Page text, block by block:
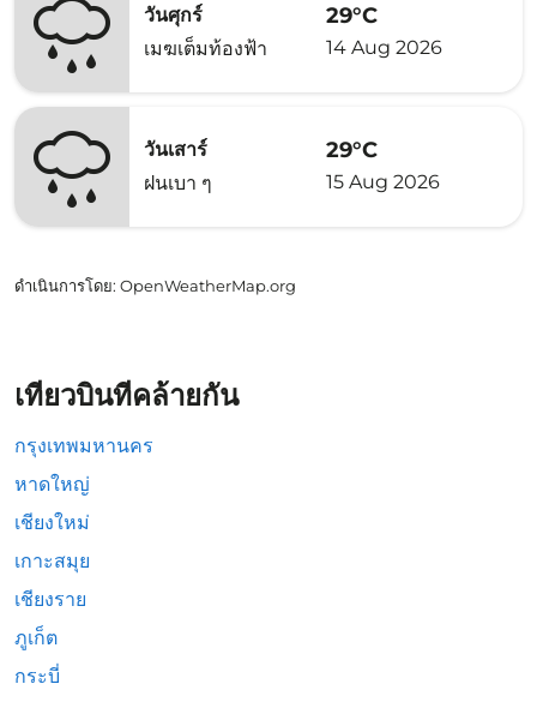
วันศุกร์
เมฆเต็มท้องฟ้า
29°C
14 Aug 2026
วันเสาร์
ฝนเบา ๆ
29°C
15 Aug 2026
ดำเนินการโดย: OpenWeatherMap.org
เที่ยวบินที่คล้ายกัน
กรุงเทพมหานคร
หาดใหญ่
เชียงใหม่
เกาะสมุย
เชียงราย
ภูเก็ต
กระบี่